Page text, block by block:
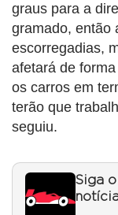
graus para a
gramado, então
escorregadias,
afetará de
os carros em
terão que
seguiu.
Siga o